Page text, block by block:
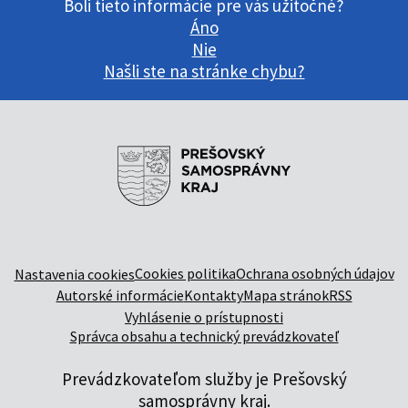
Boli tieto informácie pre vás užitočné?
Áno
Nie
Našli ste na stránke chybu?
Nastavenia cookiesCookies politikaOchrana osobných údajov
Autorské informácieKontaktyMapa stránokRSS
Vyhlásenie o prístupnosti
Správca obsahu a technický prevádzkovateľ
Prevádzkovateľom služby je Prešovský
samosprávny kraj.